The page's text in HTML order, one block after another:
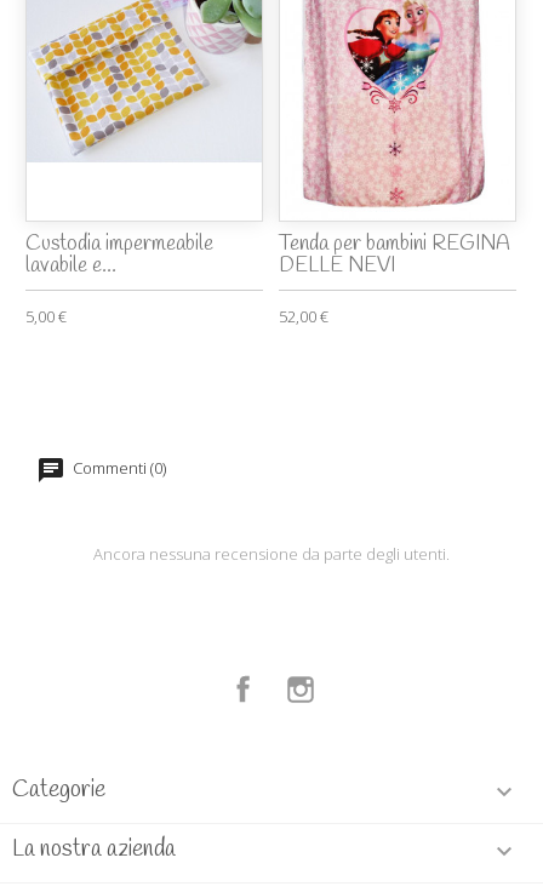
Custodia impermeabile
lavabile e...
5,00 €
Tenda per bambini REGINA
DELLE NEVI
52,00 €
Commenti (0)
Ancora nessuna recensione da parte degli utenti.
Facebook
Categorie 
La nostra azienda 